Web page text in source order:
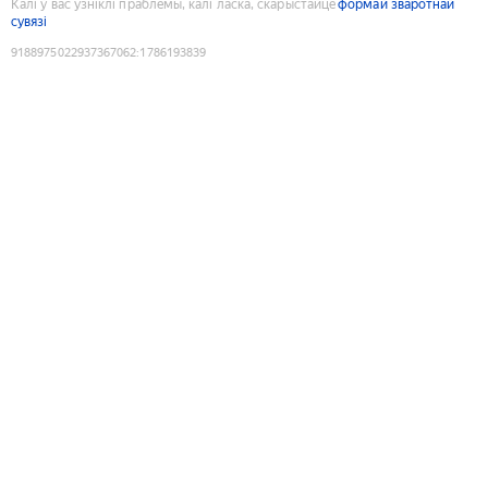
Калі ў вас узніклі праблемы, калі ласка, скарыстайцеформай зваротнай
сувязі
9188975022937367062:1786193839